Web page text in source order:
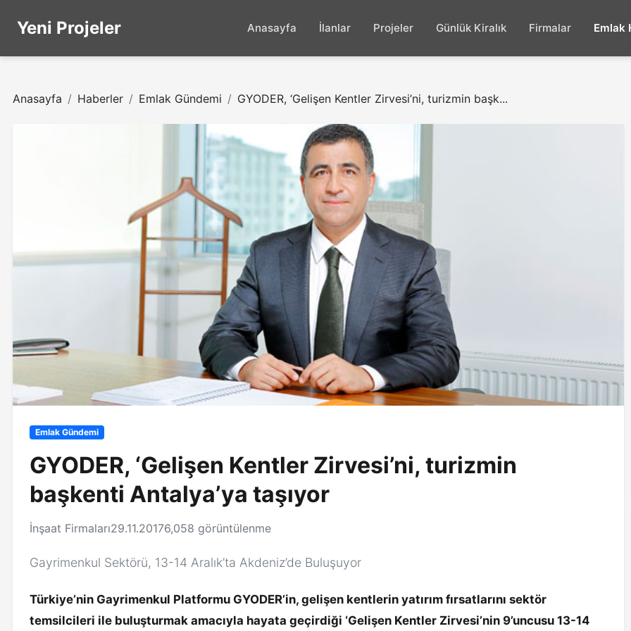
Yeni Projeler Anasayfa İlanlar Projeler Günlük Kiralık Firmalar Emlak
Anasayfa Haberler Emlak Gündemi GYODER, ‘Gelişen Kentler Zirvesi’ni, turizmin başk...
Emlak Gündemi
GYODER, ‘Gelişen Kentler Zirvesi’ni, turizmin
başkenti Antalya’ya taşıyor
İnşaat Firmaları29.11.20176,058 görüntülenme
Gayrimenkul Sektörü, 13-14 Aralık’ta Akdeniz’de Buluşuyor
Türkiye’nin Gayrimenkul Platformu GYODER’in, gelişen kentlerin yatırım fırsatlarını sektör
temsilcileri ile buluşturmak amacıyla hayata geçirdiği ‘Gelişen Kentler Zirvesi’nin 9’uncusu 13-14